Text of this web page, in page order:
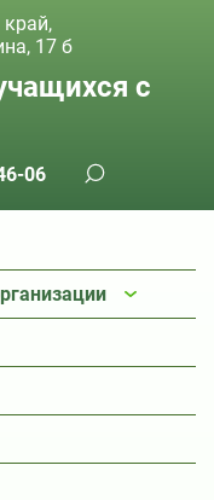
17 б
с
06